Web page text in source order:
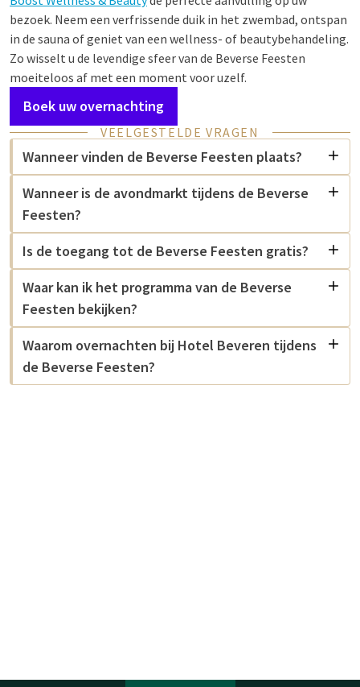
bezoek. Neem een verfrissende duik in het zwembad, ontspan
in de sauna of geniet van een wellness- of beautybehandeling.
Zo wisselt u de levendige sfeer van de Beverse Feesten
moeiteloos af met een moment voor uzelf.
Boek uw overnachting
VEELGESTELDE VRAGEN
Wanneer vinden de Beverse Feesten plaats?
Wanneer is de avondmarkt tijdens de Beverse
Feesten?
Is de toegang tot de Beverse Feesten gratis?
Waar kan ik het programma van de Beverse
Feesten bekijken?
Waarom overnachten bij Hotel Beveren tijdens
de Beverse Feesten?